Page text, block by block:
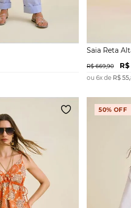
Saia Reta
R$ 669,90 R$
ou 6x de R$ 55,
50% OFF